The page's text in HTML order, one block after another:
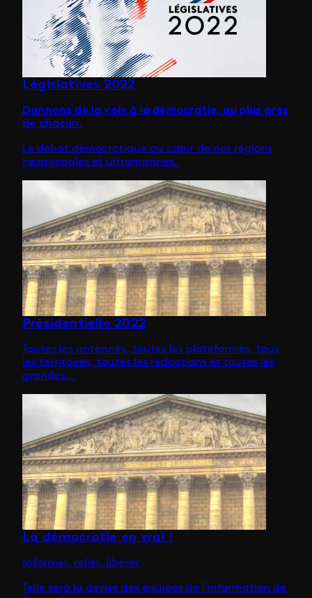
Législatives 2022
Donnons de la voix à la démocratie, au plus près
de chacun.
Le débat démocratique au cœur de nos régions
hexagonales et ultramarines.
Présidentielle 2022
Toutes les antennes, toutes les plateformes, tous
les territoires, toutes les rédactions et toutes les
grandes...
La démocratie en vrai !
Informer, relier, libérer
Telle sera la devise des équipes de l’information de